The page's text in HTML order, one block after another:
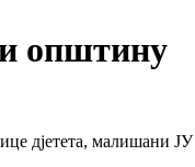
општину
дјетета, малишани